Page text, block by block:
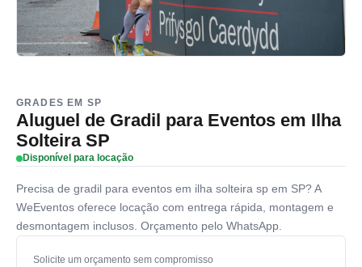
GRADES EM SP
Aluguel de Gradil para Eventos em Ilha
Solteira SP
Disponível para locação
Precisa de gradil para eventos em ilha solteira sp em SP? A
WeEventos oferece locação com entrega rápida, montagem e
desmontagem inclusos. Orçamento pelo WhatsApp.
Solicite um orçamento sem compromisso